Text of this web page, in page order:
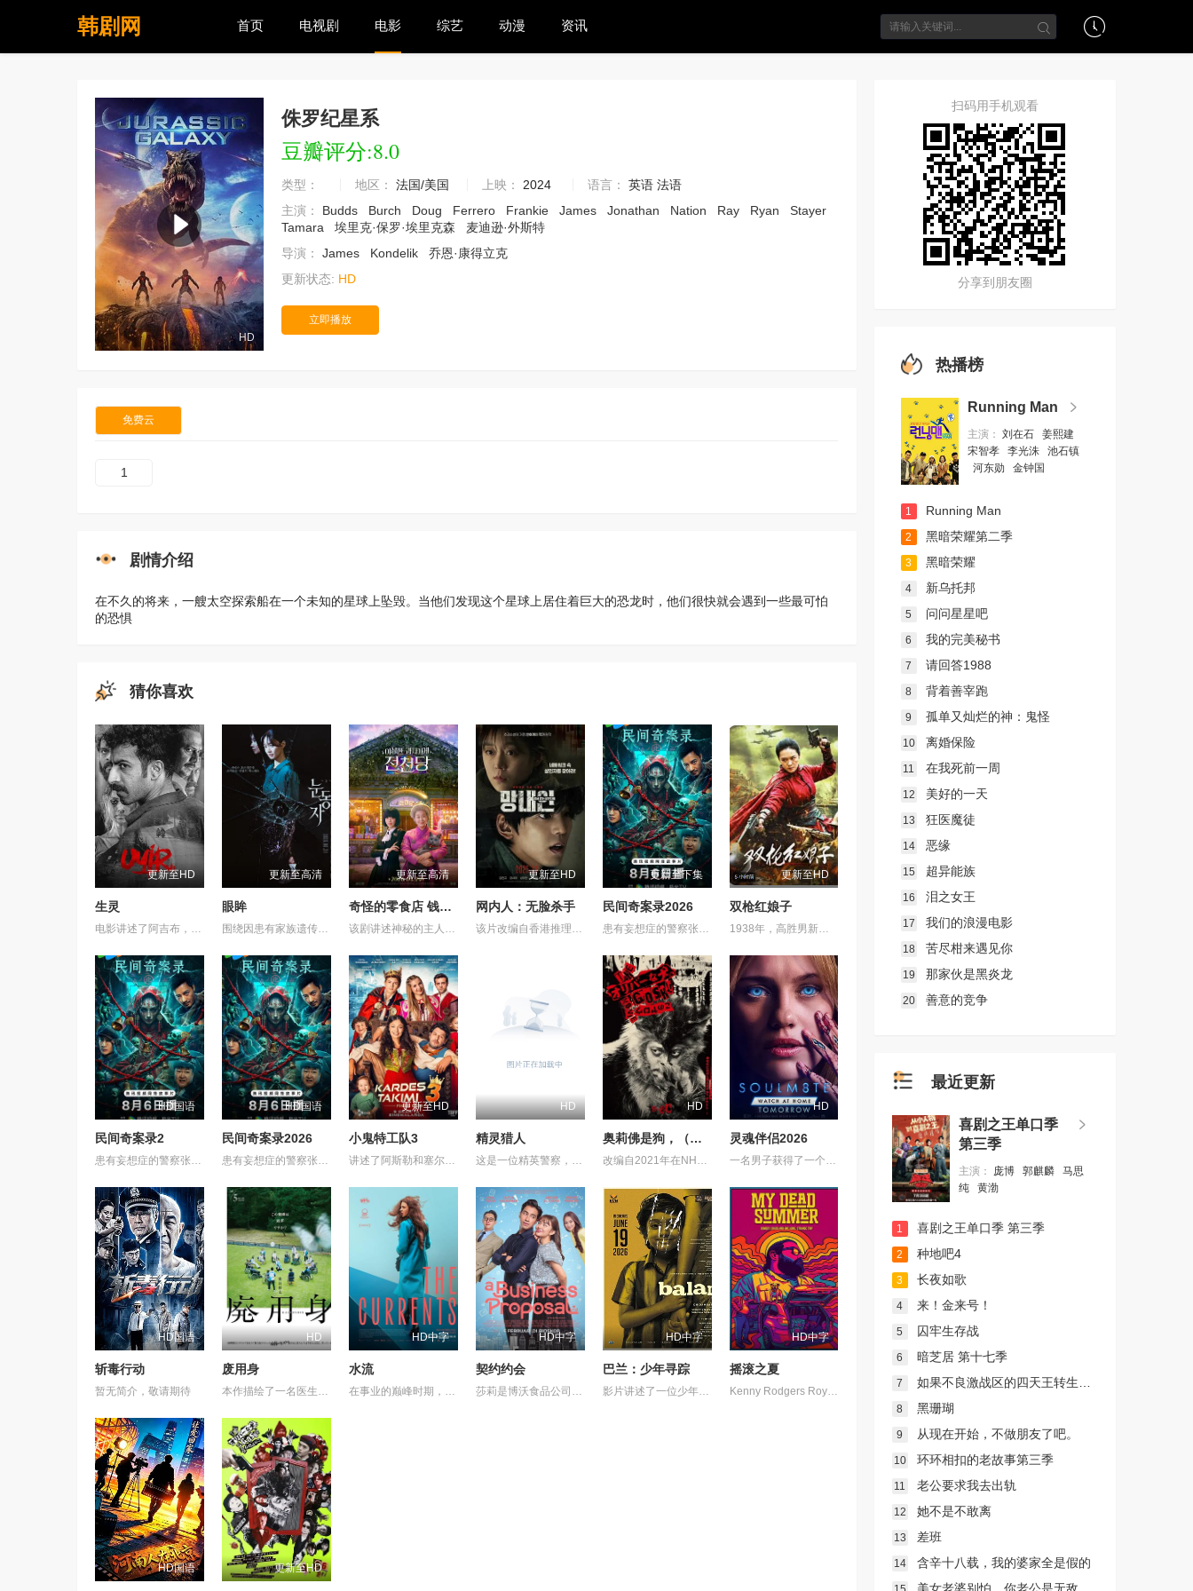
韩剧网 首页 电视剧 电影 综艺 动漫 资讯
HD
侏罗纪星系
豆瓣评分:8.0
类型： 地区： 法国/美国 上映： 2024 语言：
英语 法语
主演：
Budds Burch Doug Ferrero Frankie James Jonathan Nation Ray Ryan
Stayer
Tamara
埃里克·保罗·埃里克森
麦迪逊·外斯特
导演：
James Kondelik
乔恩·康得立克
更新状态: HD
立即播放
免费云
1
剧情介绍
在不久的将来，一艘太空探索船在一个未知的星球上坠毁。当他们发现这个星球上居住着巨大的恐龙时，他们很快就会遇到一些最可怕
的恐惧
猜你喜欢
更新至HD
生灵
电影讲述了阿吉布，一名在坎努尔地区达玛达姆警察局实习的副督察的故事，根据真实事件改编。
更新至高清
眼眸
围绕因患有家族遗传病而导致视力逐渐丧失的摄影师瑞真展开。在面对跨越视力障碍、好不容易成为陶艺家却离奇身亡的双胞胎妹妹瑞音时，瑞真孤身一人踏上了挖掘死亡真相的道路，并在黑暗的边缘与隐藏的真相正面交锋。申敏儿在片中一人分饰两角。
更新至高清
奇怪的零食店 钱天堂
该剧讲述神秘的主人洪子卖能够实现人们愿望的神秘零食，以及人们来到那里展开一段魔法般的故事。
更新至HD
网内人：无脸杀手
该片改编自香港推理小说家陈浩基的知名小说《网内人》，讲述了私家侦探与委托人联手追查网络杀手的故事。
更新至下集
民间奇案录2026
患有妄想症的警察张天盛遇上一起离奇的神像杀人事件，勘案过程中，牵引出“婴胎报仇”，“娘娘索命”等一连串妖异事件，张天盛虽被种种诡怪幻象阻碍，却坚信这是藏在迷信后的人为诡计，勇于向封建传统宣战，敢于破除流传已久的迷信糟粕，最终，在战胜妄想症的同时，成功还原真相，伸张正义。
更新至HD
双枪红娘子
1938年，高胜男新婚之日，丈夫被日军残害，父辈亦遭屠戮。她举枪聚义，屡袭敌寇威震四方，后得八路军指点决心投身革命。日军欲诱杀高胜男，她孤身赴战舍命换乡亲周全。千钧一发间，八路军突袭而至全歼敌寇，高胜男血染沙场，生死未卜……
HD国语
民间奇案录2
HD国语
民间奇案录2026
患有妄想症的警察张天盛遇上一起离奇的神像杀人事件，勘案过程中，牵引出“婴胎报仇”，“娘娘索命”等一连串妖异事件，张天盛虽被种种诡怪幻象阻碍，却坚信这是藏在迷信后的人为诡计，勇于向封建传统宣战，敢于破除流传已久的迷信糟粕，最终，在战胜妄想症的同时，成功还原真相，伸张正义。
更新至HD
小鬼特工队3
HD
精灵猎人
HD
奥莉佛是狗，（天哪！！）这家伙电影版
HD
灵魂伴侣2026
HD国语
斩毒行动
暂无简介，敬请期待
HD
废用身
本作描绘了一名医生，因一种围绕“废用身”——因瘫痪等原因已无恢复可能的四肢——的治疗方法，而一步步踏入在追求理想的理性与疯狂之间摇摆的危险领域。在某座城镇的日间照护中心里，一种突破性的疗法在老年人之间悄然流传：对患者进行废用身切除后，不仅“身体和心情都变轻松了”，甚至“原本严厉的性格也变得温和”，出现了看似积极的副作用。听闻此事的编辑矢仓察觉到其可能为老年医疗带来革命性变革，遂向开发该疗法的院长漆原提出出书邀约。然而，关于该照护中心的内部举报被泄露至周刊杂志，加之患者家中发生的一起事件，事态骤然逆转，真相逐渐陷入黑暗。 本片改编自久坂部羊的同名原著小说。
HD中字
水流
在事业的巅峰时期，34岁的阿根廷造型师丽娜在瑞士的一场颁奖典礼后，被一种突如其来的冲动驱使。回到布宜诺斯艾利斯后，她什么也没说，但她内心深处似乎发生了某种变化——这种变化是安静且无形的，它悄然地解开了她以为自己早已抛在脑后的过去。
HD中字
契约约会
莎莉是博沃食品公司的食品分析师，如今陷入财务困境，她答应为挚友雅斯敏牵线搭桥，为她安排相亲。原来，雅斯敏的约会对象是乌塔玛，博沃食品公司的继承人，名声赫赫。乌塔玛本人也是在祖父博沃的坚持下才答应了相亲。乌塔玛要求莎莉继续这场相亲闹剧，以克服艾扬·博沃坚持要撮合的麻烦。现在，莎莉必须设法解决家庭经济问题，隐瞒自己博沃食品公司员工的身份，并成为乌塔玛的约会对象。
HD中字
巴兰：少年寻踪
影片讲述了一位少年在动荡的童年中长大，母亲又突然失踪后，他踏上了寻母之旅。这不仅是对母亲下落的追寻，更是他探寻身世真相、寻求内心释怀的过程。
HD中字
摇滚之夏
Kenny Rodgers Royce honors his late mother&#39;s legacy by following Dead and Company&#39;s final tour with his film crew, dog Lily Pad, and ex-hippy stepfather-documenting every wild moment along the way for his blog.
HD国语 更新至HD
扫码用手机观看
分享到朋友圈
热播榜
Running Man
主演： 刘在石
姜熙建
宋智孝
李光洙
池石镇
河东勋
金钟国
1 Running Man
2 黑暗荣耀第二季
3 黑暗荣耀
4 新乌托邦
5 问问星星吧
6 我的完美秘书
7 请回答1988
8 背着善宰跑
9 孤单又灿烂的神：鬼怪
10 离婚保险
11 在我死前一周
12 美好的一天
13 狂医魔徒
14 恶缘
15 超异能族
16 泪之女王
17 我们的浪漫电影
18 苦尽柑来遇见你
19 那家伙是黑炎龙
20 善意的竞争
最近更新
喜剧之王单口季
第三季
主演： 庞博 郭麒麟
马思
纯
黄渤
1 喜剧之王单口季 第三季
2 种地吧4
3 长夜如歌
4 来！金来号！
5 囚牢生存战
6 暗芝居 第十七季
7 如果不良激战区的四天王转生成了偶像团体？
8 黑珊瑚
9 从现在开始，不做朋友了吧。
10 环环相扣的老故事第三季
11 老公要求我去出轨
12 她不是不敢离
13 差班
14 含辛十八载，我的婆家全是假的